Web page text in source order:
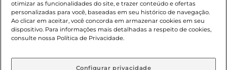
sofrer alterações sem prévia notificação. Proibida a venda
de bebidas alcoólicas para menores de 18 anos, conforme
Lei n.º 8069/90, art. 81, inciso II (Estatuto da Criança e do
Adolescente). Preços e condições exclusivos para o
aviso prévio. O valor mínimo para as compras on-line é de
otimizar as funcionalidades do site, e trazer conteúdo e ofertas
personalizadas para você, baseadas em seu histórico de navegação.
Ao clicar em aceitar, você concorda em armazenar cookies em seu
dispositivo. Para informações mais detalhadas a respeito de cookies,
consulte nossa Política de Privacidade.
Configurar privacidade